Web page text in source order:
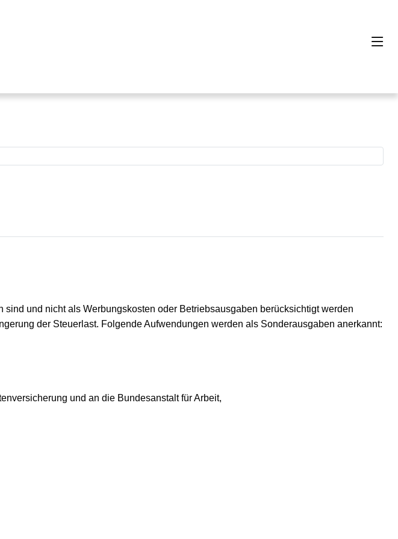
und nicht als Werbungskosten oder Betriebsausgaben berücksichtigt werden
der Steuerlast. Folgende Aufwendungen werden als Sonderausgaben anerkannt:
und an die Bundesanstalt für Arbeit,